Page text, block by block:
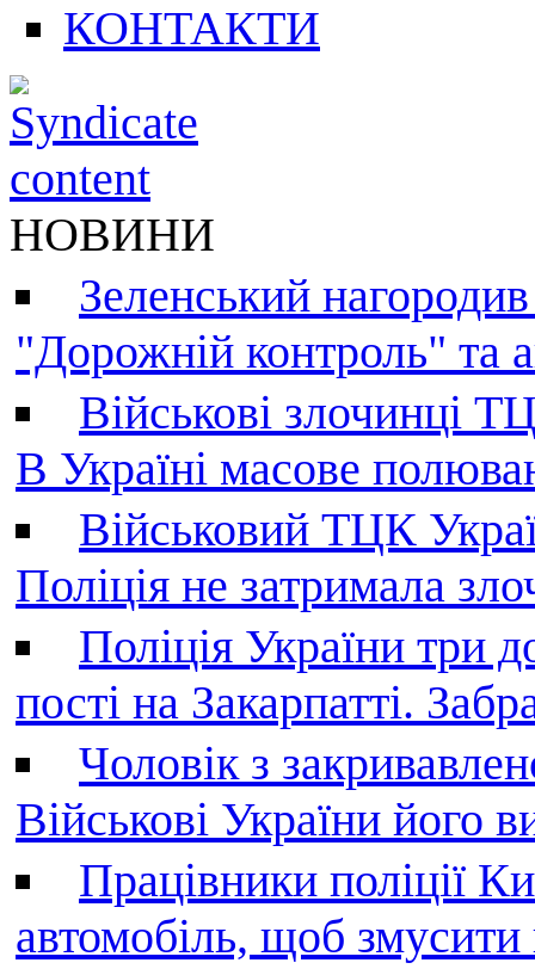
КОНТАКТИ
НОВИНИ
Зеленський
"Дорожній контроль" та
Військові злочинці
В Україні масове
Військовий ТЦК
Поліція не затримала
Поліція України три
пості на Закарпатті.
Чоловік з
Військові України його
Працівники поліції
автомобіль, щоб